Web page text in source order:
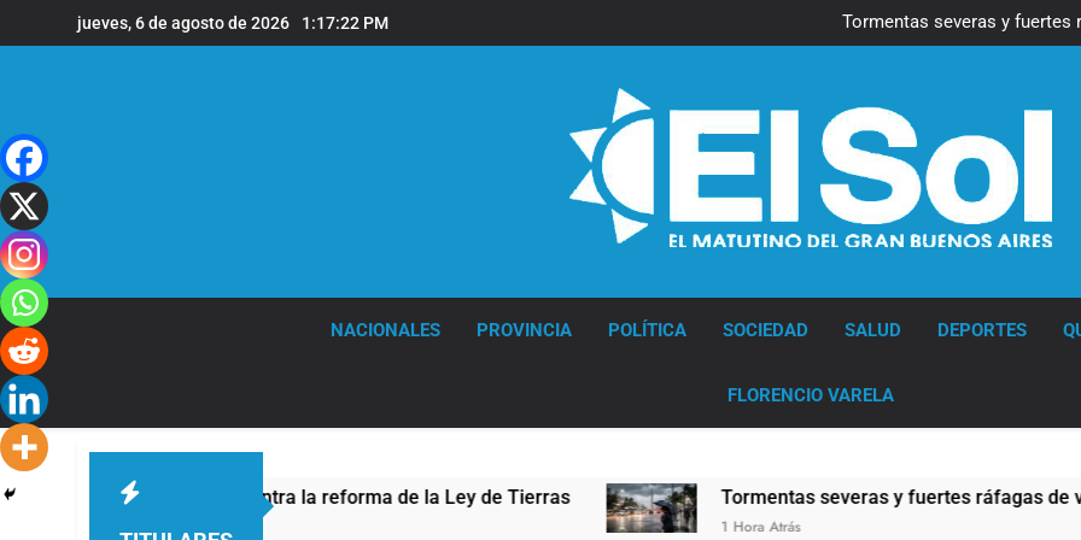
al
jueves, 6 de agosto de 2026 1:17:23 PM
Tormentas severas y fuertes
Senado debate el
Senado debate el
NACIONALES PROVINCIA POLÍTICA SOCIEDAD SALUD DEPORTES
FLORENCIO VARELA
por la protesta contra la reforma de la Ley de Tierras Tormentas severas y fuertes ráfagas de viento:
1 Hora Atrás